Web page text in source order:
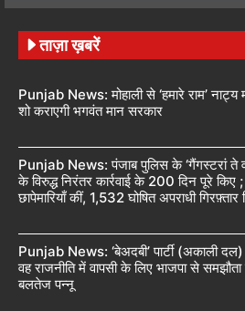
ताज़ा ख़बरें
Punjab News: मोहाली से ‘हमारे राम’
शो कराएगी भगवंत मान सरकार
Punjab News: पंजाब पुलिस के ‘गैंगस्टरां ते
के विरुद्ध निरंतर कार्रवाई के 200 दिन पूरे
छापेमारियाँ कीं, 1,532 घोषित अपराधी गिरफ़्तार
Punjab News: ‘बेअदबी’ पार्टी (अकाली
वह राजनीति में वापसी के लिए भाजपा से
बलतेज पन्नू